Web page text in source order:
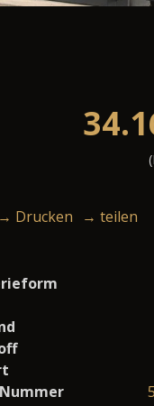
→ Drucken → teilen